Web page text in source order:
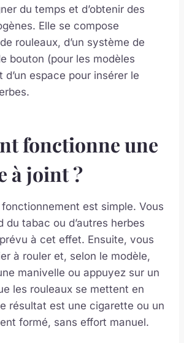
du temps et d’obtenir des
Elle se compose
rouleaux, d’un système de
bouton (pour les modèles
d’un espace pour insérer le
fonctionne une
à joint ?
est simple. Vous
du tabac ou d’autres herbes
à cet effet. Ensuite, vous
à rouler et, selon le modèle,
manivelle ou appuyez sur un
les rouleaux se mettent en
résultat est une cigarette ou un
formé, sans effort manuel.